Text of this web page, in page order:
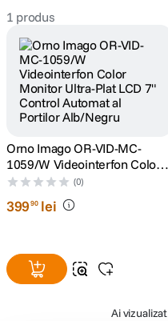
4 peak design
5. lavaliera
6. canon sx740 hs
7 card memorie
9. dji mic mini
1 produs
Orno Imago OR-VID-MC-
1059/W Videointerfon Color
Monitor Ultra-Plat LCD 7"
Control Automat al Portilor
Alb/Negru
(0)
39990 lei
Ai